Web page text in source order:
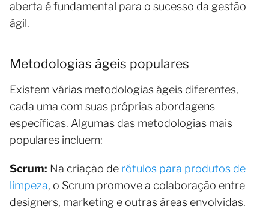
aberta é fundamental para o sucesso da gestão
ágil.
Metodologias ágeis populares
Existem várias metodologias ágeis diferentes,
cada uma com suas próprias abordagens
específicas. Algumas das metodologias mais
populares incluem:
Scrum: Na criação de rótulos para produtos de
limpeza, o Scrum promove a colaboração entre
designers, marketing e outras áreas envolvidas.